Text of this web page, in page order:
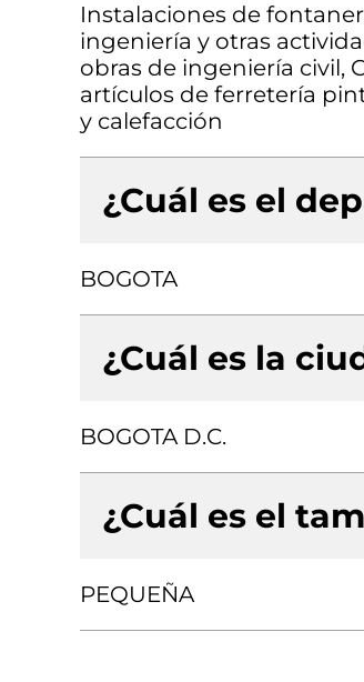
Instalaciones de
ingeniería y otras
obras de ingeniería civil,
artículos de ferretería
y calefacción
¿Cuál es el
BOGOTA
¿Cuál es la
BOGOTA D.C.
¿Cuál es el
PEQUEÑA